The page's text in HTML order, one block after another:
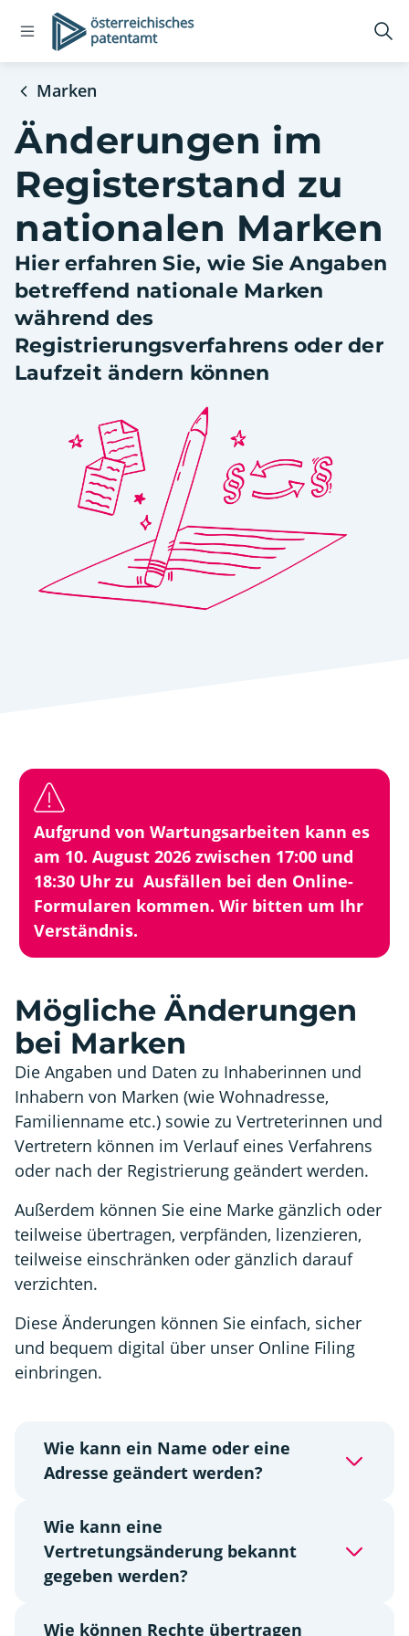
Open
navigation
Logo
Marken
Änderungen im
Registerstand zu
nationalen Marken
Hier erfahren Sie, wie Sie Angaben
betreffend nationale Marken
während des
Registrierungsverfahrens oder der
Laufzeit ändern können
Aufgrund von Wartungsarbeiten kann es
am 10. August 2026 zwischen 17:00 und
18:30 Uhr zu Ausfällen bei den Online-
Formularen kommen. Wir bitten um Ihr
Verständnis.
Mögliche Änderungen
bei Marken
Die Angaben und Daten zu Inhaberinnen und
Inhabern von Marken (wie Wohnadresse,
Familienname etc.) sowie zu Vertreterinnen und
Vertretern können im Verlauf eines Verfahrens
oder nach der Registrierung geändert werden.
Außerdem können Sie eine Marke gänzlich oder
teilweise übertragen, verpfänden, lizenzieren,
teilweise einschränken oder gänzlich darauf
verzichten.
Diese Änderungen können Sie einfach, sicher
und bequem digital über unser Online Filing
einbringen.
Wie kann ein Name oder eine
Adresse geändert werden?
Wie kann eine
Vertretungsänderung bekannt
gegeben werden?
Wie können Rechte übertragen